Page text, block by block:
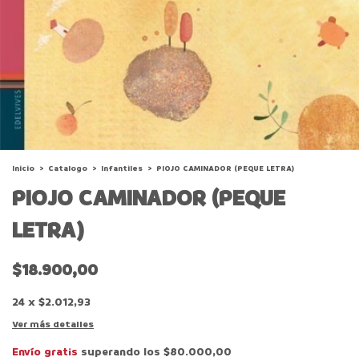
Inicio > Catalogo > Infantiles > PIOJO CAMINADOR (PEQUE LETRA)
PIOJO CAMINADOR (PEQUE
LETRA)
$18.900,00
24 x $2.012,93
Ver más detalles
Envío gratis superando los $80.000,00